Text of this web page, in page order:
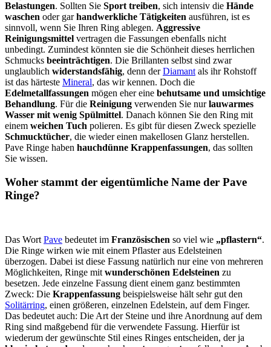
Belastungen. Sollten Sie Sport treiben, sich intensiv die Hände
waschen oder garhandwerkliche Tätigkeiten ausführen, ist es
sinnvoll, wenn Sie Ihren Ring ablegen. Aggressive
Reinigungsmittel vertragen die Fassungen ebenfalls nicht
unbedingt. Zumindest könnten sie die Schönheit dieses herrlichen
Schmucks beeinträchtigen. Die Brillanten selbst sind zwar
unglaublich widerstandsfähig, denn derDiamant als ihr Rohstoff
ist das härteste Mineral, das wir kennen. Doch die
Edelmetallfassungen mögen eher eine behutsame und umsichtige
Behandlung. Für die Reinigung verwenden Sie nurlauwarmes
Wasser mit wenig Spülmittel. Danach können Sie den Ring mit
einem weichen Tuch polieren. Es gibt für diesen Zweck spezielle
Schmucktücher, die wieder einen makellosen Glanz herstellen.
Pave Ringe haben hauchdünne Krappenfassungen, das sollten
Sie wissen.
Woher stammt der eigentümliche Name der Pave
Ringe?
Das Wort Pave bedeutet im Französischen so viel wie „pflastern“.
Die Ringe wirken wie mit einem Pflaster aus Edelsteinen
überzogen. Dabei ist diese Fassung natürlich nur eine von mehreren
Möglichkeiten, Ringe mit wunderschönen Edelsteinen zu
besetzen. Jede einzelne Fassung dient einem ganz bestimmten
Zweck: Die Krappenfassung beispielsweise hält sehr gut den
Solitärring, einen größeren, einzelnen Edelstein, auf dem Finger.
Das bedeutet auch: Die Art der Steine und ihre Anordnung auf dem
Ring sind maßgebend für die verwendete Fassung. Hierfür ist
wiederum der gewünschte Stil eines Ringes entscheiden, der ja